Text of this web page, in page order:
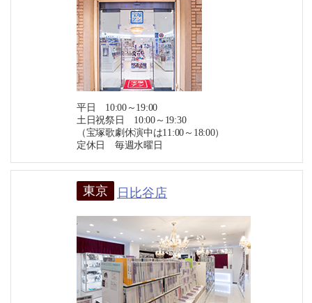
平日 10:00～19:00
土日祝祭日 10:00～19:30
（宝塚歌劇休演中は11:00～18:00）
定休日 毎週水曜日
東京 日比谷店